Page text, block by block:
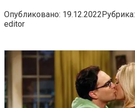
Опубликовано: 19.12.2022Рубрика:
editor